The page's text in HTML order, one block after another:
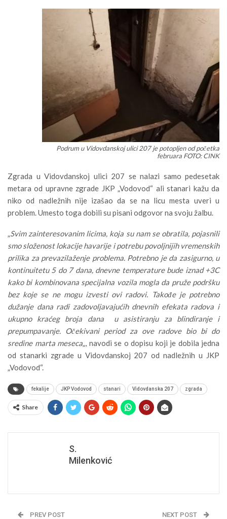
Podrum u Vidovdanskoj ulici 207 je potopljen od početka
februara FOTO: CINK
Zgrada u Vidovdanskoj ulici 207 se nalazi samo pedesetak
metara od upravne zgrade JKP „Vodovod“ ali stanari kažu da
niko od nadležnih nije izašao da se na licu mesta uveri u
problem. Umesto toga dobili su pisani odgovor na svoju žalbu.
Svim zainteresovanim licima, koja su nam se obratila, pojasnili
smo složenost lokacije havarije i potrebu povoljnijih vremenskih
prilika za prevazilaženje problema. Potrebno je da zasigurno, u
kontinuitetu 5 do 7 dana, dnevne temperature bude iznad +3C
kako bi kombinovana specijalna vozila mogla da pruže podršku
bez koje se ne mogu izvesti ovi radovi. Takođe je potrebno
dužanje dana radi zadovoljavajućih dnevnih efekata radova i
ukupno kraćeg broja dana u asistiranju za blindiranje i
prepumpavanje. Očekivani period za ove radove bio bi do
sredine marta meseca „, navodi se o dopisu koji je dobila jedna
od stanarki zgrade u Vidovdanskoj 207 od nadležnih u JKP
„Vodovod“.
fekalije JKP Vodovod stanari Vidovdanska 207 zgrada
Share
S.
Milenković
PREV POST NEXT POST